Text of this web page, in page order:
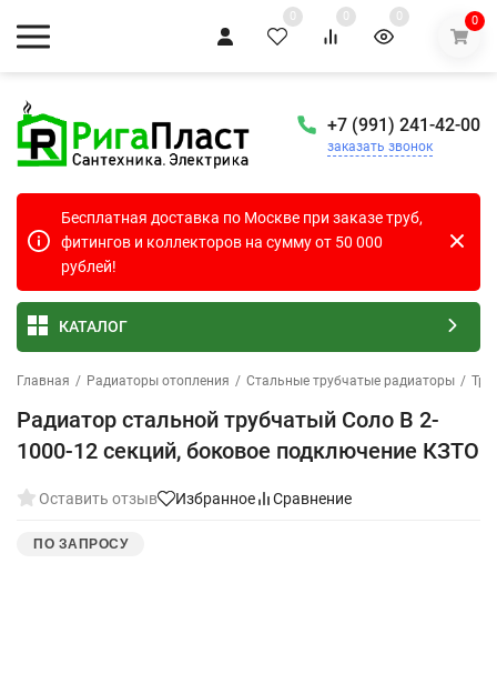
0 0 0 0
+7 (991) 241-42-00
заказать звонок
Бесплатная доставка по Москве при заказе труб,
фитингов и коллекторов на сумму от 50 000
рублей!
КАТАЛОГ
Главная / Радиаторы отопления / Стальные трубчатые радиаторы /
Радиатор стальной трубчатый Соло В 2-
1000-12 секций, боковое подключение КЗТО
Оставить отзыв Избранное Сравнение
ПО ЗАПРОСУ